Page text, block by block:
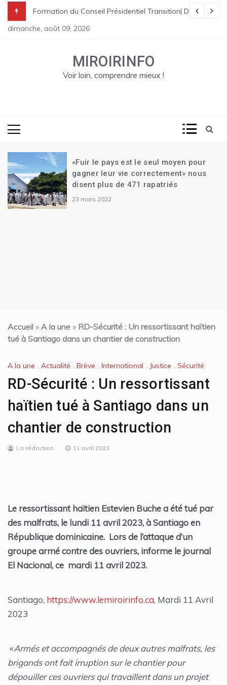
content
à St Raphael | Le premier Garry Conille rencontre les
pénale en Haïti
Transition| Ariel Henry remet sa démission| Le Canada se
Formation du Conseil Présidentiel Transition|
dimanche, août 09, 2026
MIROIRINFO
Voir loin, comprendre mieux !
«Fuir le pays est le seul moyen pour
gagner leur vie correctement» nous
disent plus de 471 rapatriés
23 mars 2022
Accueil » A la une » RD-Sécurité : Un ressortissant haïtien
tué à Santiago dans un chantier de construction
A la une , Actualité , Brève , International , Justice , Sécurité
RD-Sécurité : Un ressortissant
haïtien tué à Santiago dans un
chantier de construction
La rédaction 11 avril 2023
Le ressortissant haïtien Estevien Buche a été tué par
des malfrats, le lundi 11 avril 2023, à Santiago en
République dominicaine. Lors de l’attaque d’un
groupe armé contre des ouvriers, informe le journal
El Nacional, ce mardi 11 avril 2023.
Santiago, https://www.lemiroirinfo.ca, Mardi 11 Avril
2023
«Armés et accompagnés de deux autres malfrats, les
brigands ont fait irruption sur le chantier pour
dépouiller ces ouvriers qui travaillent dans un projet